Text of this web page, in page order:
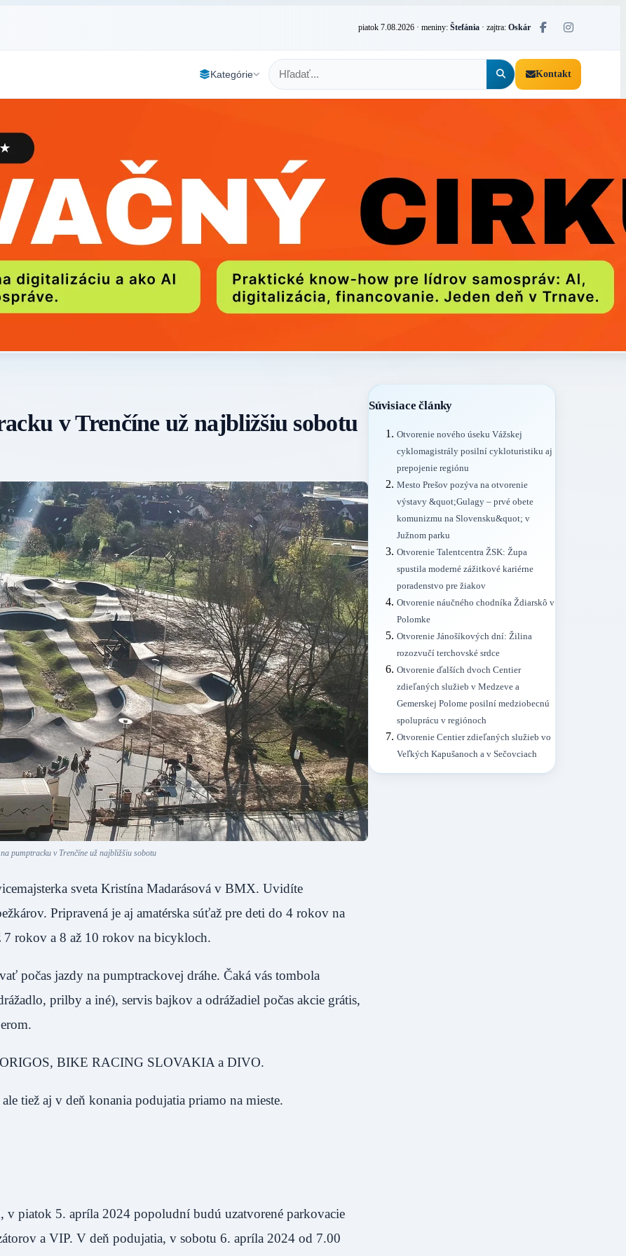
piatok 7.08.2026 · meniny: Štefánia · zajtra: Oskár
Kategórie Kontakt
v Trenčíne už najbližšiu sobotu
pumptracku v Trenčíne už najbližšiu sobotu
sveta Kristína Madarásová v BMX. Uvidíte
Pripravená je aj amatérska súťaž pre deti do 4 rokov na
7 rokov a 8 až 10 rokov na bicykloch.
počas jazdy na pumptrackovej dráhe. Čaká vás tombola
prilby a iné), servis bajkov a odrážadiel počas akcie grátis,
ORIGOS, BIKE RACING SLOVAKIA a DIVO.
tiež aj v deň konania podujatia priamo na mieste.
piatok 5. apríla 2024 popoludní budú uzatvorené parkovacie
a VIP. V deň podujatia, v sobotu 6. apríla 2024 od 7.00
Súvisiace články
Otvorenie nového úseku Vážskej
cyklomagistrály posilní cykloturistiku aj
prepojenie regiónu
Mesto Prešov pozýva na otvorenie
výstavy &quot;Gulagy – prvé obete
komunizmu na Slovensku&quot; v
Južnom parku
Otvorenie Talentcentra ŽSK: Župa
spustila moderné zážitkové kariérne
poradenstvo pre žiakov
Otvorenie náučného chodníka Ždiarskô v
Polomke
Otvorenie Jánošíkových dní: Žilina
rozozvučí terchovské srdce
Otvorenie ďalších dvoch Centier
zdieľaných služieb v Medzeve a
Gemerskej Polome posilní medziobecnú
spoluprácu v regiónoch
Otvorenie Centier zdieľaných služieb vo
Veľkých Kapušanoch a v Sečovciach